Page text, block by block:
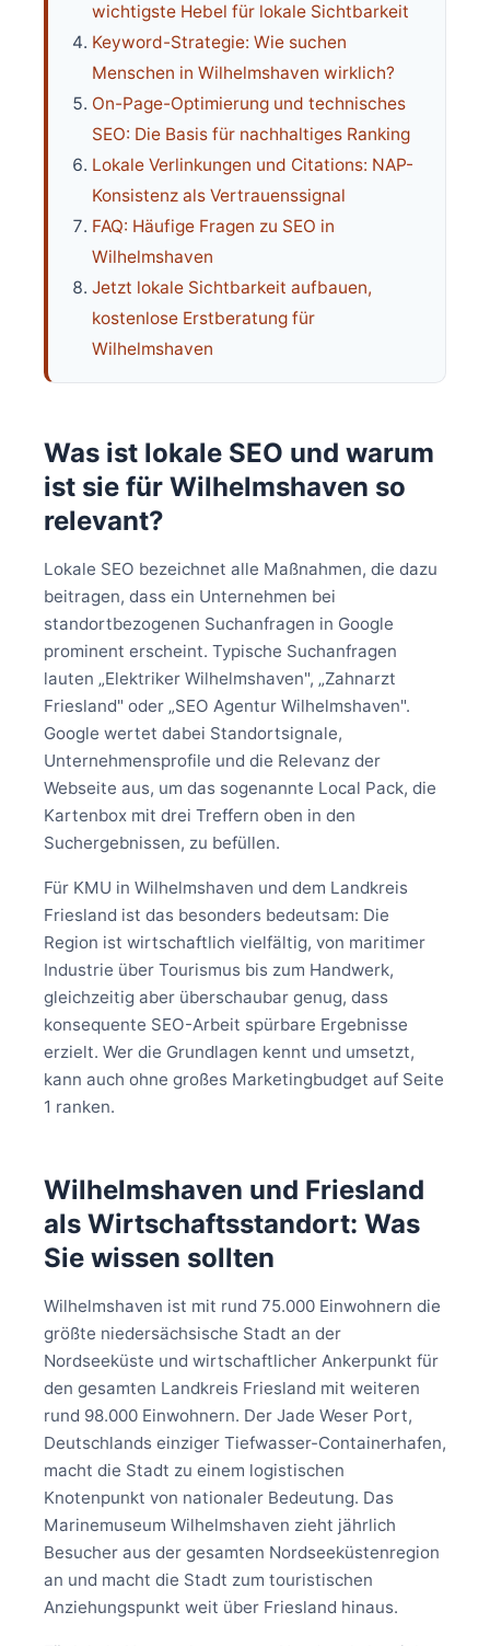
wichtigste Hebel für lokale Sichtbarkeit
Keyword-Strategie: Wie suchen
Menschen in Wilhelmshaven wirklich?
On-Page-Optimierung und technisches
SEO: Die Basis für nachhaltiges Ranking
Lokale Verlinkungen und Citations: NAP-
Konsistenz als Vertrauenssignal
FAQ: Häufige Fragen zu SEO in
Wilhelmshaven
Jetzt lokale Sichtbarkeit aufbauen,
kostenlose Erstberatung für
Wilhelmshaven
Was ist lokale SEO und warum
ist sie für Wilhelmshaven so
relevant?
Lokale SEO bezeichnet alle Maßnahmen, die dazu
beitragen, dass ein Unternehmen bei
standortbezogenen Suchanfragen in Google
prominent erscheint. Typische Suchanfragen
lauten „Elektriker Wilhelmshaven", „Zahnarzt
Friesland" oder „SEO Agentur Wilhelmshaven".
Google wertet dabei Standortsignale,
Unternehmensprofile und die Relevanz der
Webseite aus, um das sogenannte Local Pack, die
Kartenbox mit drei Treffern oben in den
Suchergebnissen, zu befüllen.
Für KMU in Wilhelmshaven und dem Landkreis
Friesland ist das besonders bedeutsam: Die
Region ist wirtschaftlich vielfältig, von maritimer
Industrie über Tourismus bis zum Handwerk,
gleichzeitig aber überschaubar genug, dass
konsequente SEO-Arbeit spürbare Ergebnisse
erzielt. Wer die Grundlagen kennt und umsetzt,
kann auch ohne großes Marketingbudget auf Seite
1 ranken.
Wilhelmshaven und Friesland
als Wirtschaftsstandort: Was
Sie wissen sollten
Wilhelmshaven ist mit rund 75.000 Einwohnern die
größte niedersächsische Stadt an der
Nordseeküste und wirtschaftlicher Ankerpunkt für
den gesamten Landkreis Friesland mit weiteren
rund 98.000 Einwohnern. Der Jade Weser Port,
Deutschlands einziger Tiefwasser-Containerhafen,
macht die Stadt zu einem logistischen
Knotenpunkt von nationaler Bedeutung. Das
Marinemuseum Wilhelmshaven zieht jährlich
Besucher aus der gesamten Nordseeküstenregion
an und macht die Stadt zum touristischen
Anziehungspunkt weit über Friesland hinaus.